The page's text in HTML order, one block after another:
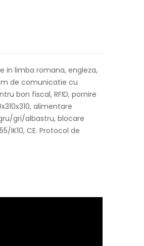
in limba romana, engleza,
de comunicatie cu
bon fiscal, RFID, pornire
alimentare
gri/albastru, blocare
CE. Protocol de